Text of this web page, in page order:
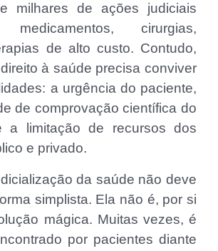
milhares de ações judiciais
medicamentos, cirurgias,
de alto custo. Contudo,
à saúde precisa conviver
a urgência do paciente,
de comprovação científica do
a limitação de recursos dos
e privado.
da saúde não deve
simplista. Ela não é, por si
mágica. Muitas vezes, é
por pacientes diante